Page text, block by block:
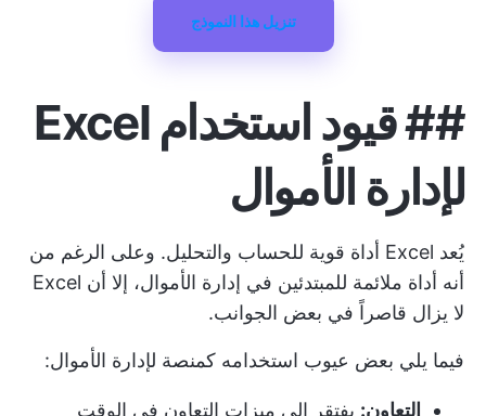
تنزيل هذا النموذج
##
قيود استخدام Excel
لإدارة الأموال
يُعد Excel أداة قوية للحساب والتحليل. وعلى الرغم من
أنه أداة ملائمة للمبتدئين في إدارة الأموال، إلا أن Excel
لا يزال قاصراً في بعض الجوانب.
فيما يلي بعض عيوب استخدامه كمنصة لإدارة الأموال:
التعاون: يفتقر إلى ميزات التعاون في الوقت